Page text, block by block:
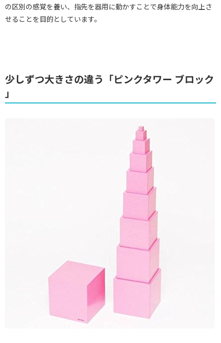
の区別の感覚を養い、指先を器用に動かすことで身体能力を向上さ
せることを目的としています。
少しずつ大きさの違う「ピンクタワー ブロック
」